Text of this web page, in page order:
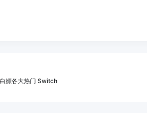
嫖各大热门 Switch